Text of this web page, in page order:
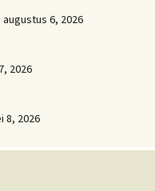
augustus 6, 2026
2026
8, 2026